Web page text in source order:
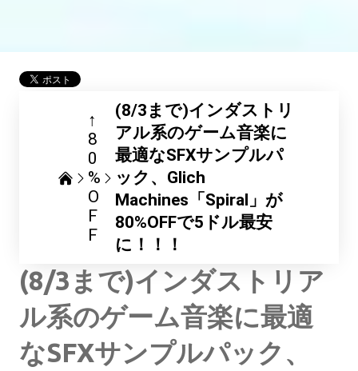
↑
8
0
%
O
F
F
(8/3まで)インダストリ
アル系のゲーム音楽に
最適なSFXサンプルパ
ック、Glich
Machines「Spiral」が
80%OFFで5ドル最安
に！！！
(8/3まで)インダストリア
ル系のゲーム音楽に最適
なSFXサンプルパック、